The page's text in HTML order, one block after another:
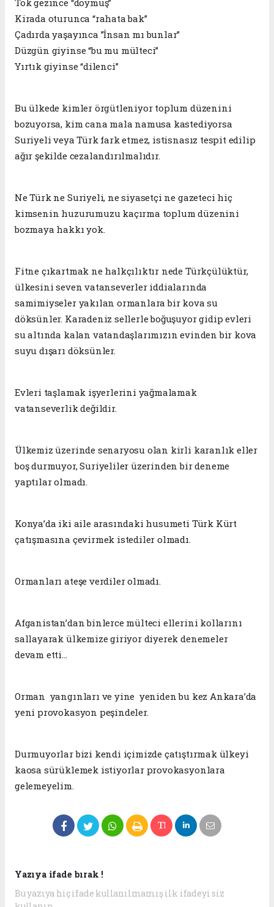
Tok gezince “doymuş”
Kirada oturunca “rahata bak”
Çadırda yaşayınca ”İnsan mı bunlar”
Düzgün giyinse “bu mu mülteci”
Yırtık giyinse “dilenci”
Bu ülkede kimler örgütleniyor toplum düzenini
bozuyorsa, kim cana mala namusa kastediyorsa
Suriyeli veya Türk fark etmez, istisnasız tespit edilip
ağır şekilde cezalandırılmalıdır.
Ne Türk ne Suriyeli, ne siyasetçi ne gazeteci hiç
kimsenin huzurumuzu kaçırma toplum düzenini
bozmaya hakkı yok.
Fitne çıkartmak ne halkçılıktır nede Türkçülüktür,
ülkesini seven vatanseverler iddialarında
samimiyseler yakılan ormanlara bir kova su
döksünler. Karadeniz sellerle boğuşuyor gidip evleri
su altında kalan vatandaşlarımızın evinden bir kova
suyu dışarı döksünler.
Evleri taşlamak işyerlerini yağmalamak
vatanseverlik değildir.
Ülkemiz üzerinde senaryosu olan kirli karanlık eller
boş durmuyor, Suriyeliler üzerinden bir deneme
yaptılar olmadı.
Konya’da iki aile arasındaki husumeti Türk Kürt
çatışmasına çevirmek istediler olmadı.
Ormanları ateşe verdiler olmadı.
Afganistan’dan binlerce mülteci ellerini kollarını
sallayarak ülkemize giriyor diyerek denemeler
devam etti…
Orman yangınları ve yine yeniden bu kez Ankara’da
yeni provokasyon peşindeler.
Durmuyorlar bizi kendi içimizde çatıştırmak ülkeyi
kaosa sürüklemek istiyorlar provokasyonlara
gelemeyelim.
Yazıya ifade bırak !
Bu yazıya hiç ifade kullanılmamış ilk ifadeyi siz